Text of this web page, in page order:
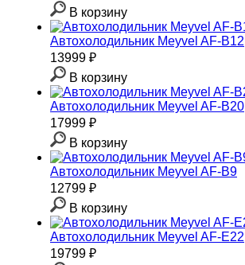
В корзину
Автохолодильник Meyvel AF-B12
13999 ₽
В корзину
Автохолодильник Meyvel AF-B20
17999 ₽
В корзину
Автохолодильник Meyvel AF-B9
12799 ₽
В корзину
Автохолодильник Meyvel AF-E22
19799 ₽